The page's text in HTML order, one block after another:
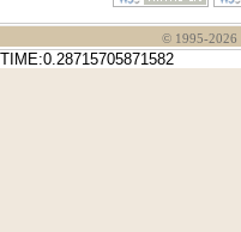
© 1995-2026
TIME:0.28715705871582